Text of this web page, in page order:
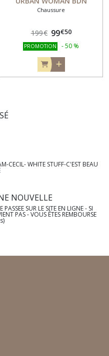
Chaussure
199€ 99€50
PROMOTION -50 %
CECIL- WHITE STUFF-C'EST BEAU
NOUVELLE
SUR LE SITE EN LIGNE - SI
PAS - VOUS ÊTES REMBOURSE